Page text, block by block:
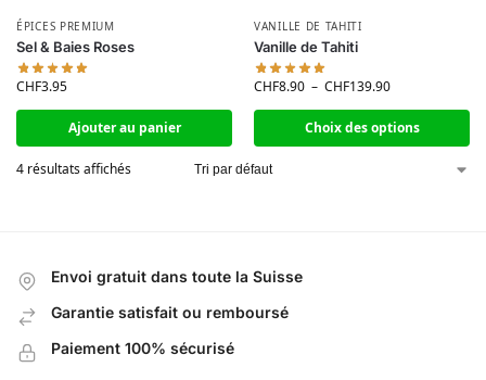
ÉPICES PREMIUM
Sel & Baies Roses
CHF3.95
Ajouter au panier
VANILLE DE TAHITI
Vanille de Tahiti
CHF8.90 – CHF139.90
Choix des options
4 résultats affichés
Envoi gratuit dans toute la Suisse
Garantie satisfait ou remboursé
Paiement 100% sécurisé